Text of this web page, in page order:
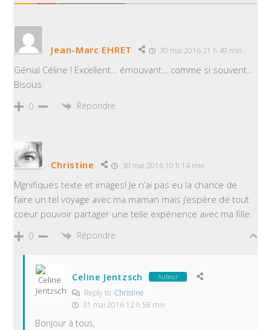
Jean-Marc EHRET 30 mai 2016 21 h 49 min
Génial Céline ! Excellent… émouvant… comme si souvent…
Bisous
0 Répondre
Christine 30 mai 2016 10 h 14 min
Mgnifiques texte et images! Je n’ai pas eu la chance de
faire un tel voyage avec ma maman mais j’espère de tout
coeur pouvoir partager une telle expérience avec ma fille.
0 Répondre
Celine Jentzsch Auteur
Reply to Christine
31 mai 2016 12 h 58 min
Bonjour à tous,